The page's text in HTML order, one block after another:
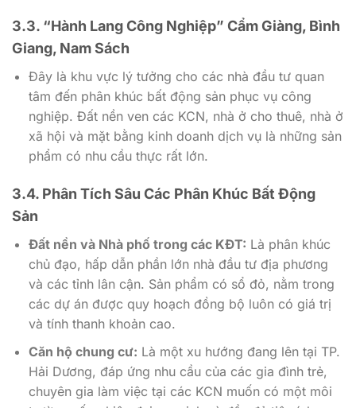
3.3. “Hành Lang Công Nghiệp” Cẩm Giàng, Bình
Giang, Nam Sách
Đây là khu vực lý tưởng cho các nhà đầu tư quan
tâm đến phân khúc bất động sản phục vụ công
nghiệp. Đất nền ven các KCN, nhà ở cho thuê, nhà ở
xã hội và mặt bằng kinh doanh dịch vụ là những sản
phẩm có nhu cầu thực rất lớn.
3.4. Phân Tích Sâu Các Phân Khúc Bất Động
Sản
Đất nền và Nhà phố trong các KĐT: Là phân khúc
chủ đạo, hấp dẫn phần lớn nhà đầu tư địa phương
và các tỉnh lân cận. Sản phẩm có sổ đỏ, nằm trong
các dự án được quy hoạch đồng bộ luôn có giá trị
và tính thanh khoản cao.
Căn hộ chung cư: Là một xu hướng đang lên tại TP.
Hải Dương, đáp ứng nhu cầu của các gia đình trẻ,
chuyên gia làm việc tại các KCN muốn có một môi